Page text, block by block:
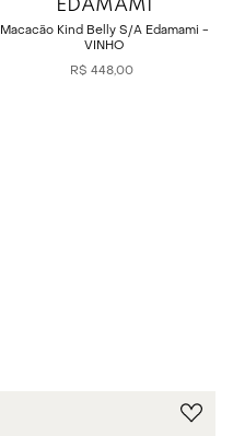
EDAMAMI
Macacão Kind Belly S/A Edamami -
VINHO
R$ 448,00